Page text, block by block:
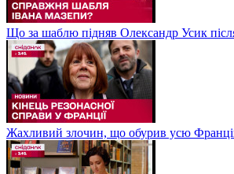
Що за шаблю підняв Олександр Усик
Жахливий злочин, що обурив усю